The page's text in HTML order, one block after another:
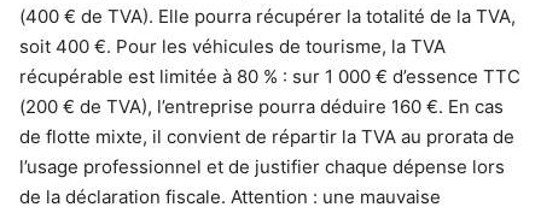
(400 € de TVA). Elle pourra récupérer la totalité de la TVA,
soit 400 €. Pour les véhicules de tourisme, la TVA
récupérable est limitée à 80 % : sur 1 000 € d’essence TTC
(200 € de TVA), l’entreprise pourra déduire 160 €. En cas
de flotte mixte, il convient de répartir la TVA au prorata de
l’usage professionnel et de justifier chaque dépense lors
de la déclaration fiscale. Attention : une mauvaise